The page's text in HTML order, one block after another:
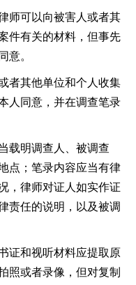
可以向被害人或者其
件有关的材料，但事先
意。
其他单位和个人收集
人同意，并在调查笔录
明调查人、被调查
点；笔录内容应当有律
，律师对证人如实作证
责任的说明，以及被调
和视听材料应提取原
照或者录像，但对复制